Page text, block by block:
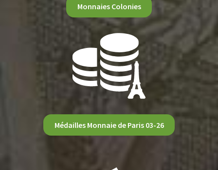
Monnaies Colonies
Médailles Monnaie de Paris 03-26